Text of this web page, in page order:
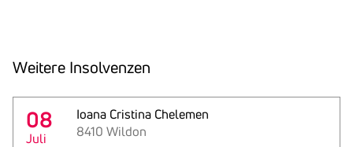
Weitere Insol­venzen
08
Juli
Ioana Cristina Chelemen
8410 Wildon